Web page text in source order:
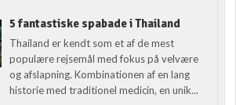
5 fantastiske spabade i Thailand
Thailand er kendt som et af de mest
populære rejsemål med fokus på velvære
og afslapning. Kombinationen af en lang
historie med traditionel medicin, en unik...